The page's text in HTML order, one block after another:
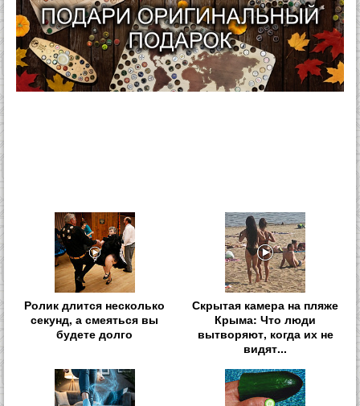
Ролик длится несколько
секунд, а смеяться вы
будете долго
Скрытая камера на пляже
Крыма: Что люди
вытворяют, когда их не
видят...